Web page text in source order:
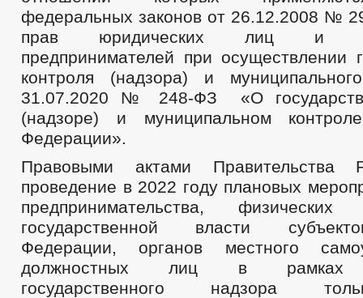
федеральных законов от 26.12.2008 №
прав юридических лиц и
предпринимателей при осуществлении
контроля (надзора) и
31.07.2020 № 248-ФЗ «О
(надзоре) и муниципальном
Федерации».
Правовыми актами Правительства
проведение в 2022 году плановых
предпринимательства,
государственной власти
Федерации, органов местного
должностных лиц в рамках
государственного надзора